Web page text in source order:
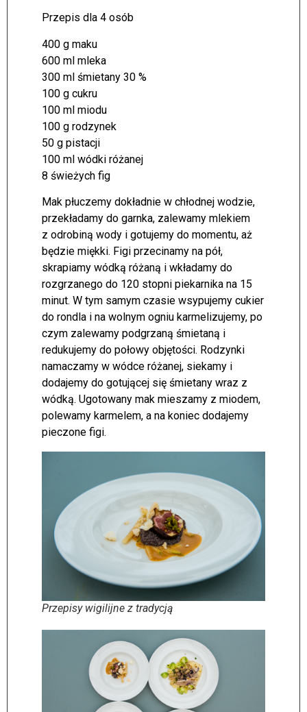
Przepis dla 4 osób
400 g maku
600 ml mleka
300 ml śmietany 30 %
100 g cukru
100 ml miodu
100 g rodzynek
50 g pistacji
100 ml wódki różanej
8 świeżych fig
Mak płuczemy dokładnie w chłodnej wodzie,
przekładamy do garnka, zalewamy mlekiem
z odrobiną wody i gotujemy do momentu, aż
będzie miękki. Figi przecinamy na pół,
skrapiamy wódką różaną i wkładamy do
rozgrzanego do 120 stopni piekarnika na 15
minut. W tym samym czasie wsypujemy cukier
do rondla i na wolnym ogniu karmelizujemy, po
czym zalewamy podgrzaną śmietaną i
redukujemy do połowy objętości. Rodzynki
namaczamy w wódce różanej, siekamy i
dodajemy do gotującej się śmietany wraz z
wódką. Ugotowany mak mieszamy z miodem,
polewamy karmelem, a na koniec dodajemy
pieczone figi.
Przepisy wigilijne z tradycją